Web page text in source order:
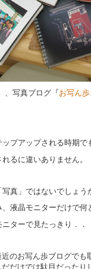
、写真ブログ『お写ん歩
プアップされる時期で
るに違いありません。
真」ではないでしょう
液晶モニターだけで
ターで見たっきり．．
近のお写ん歩ブログでも
だだけでは駄目だったり